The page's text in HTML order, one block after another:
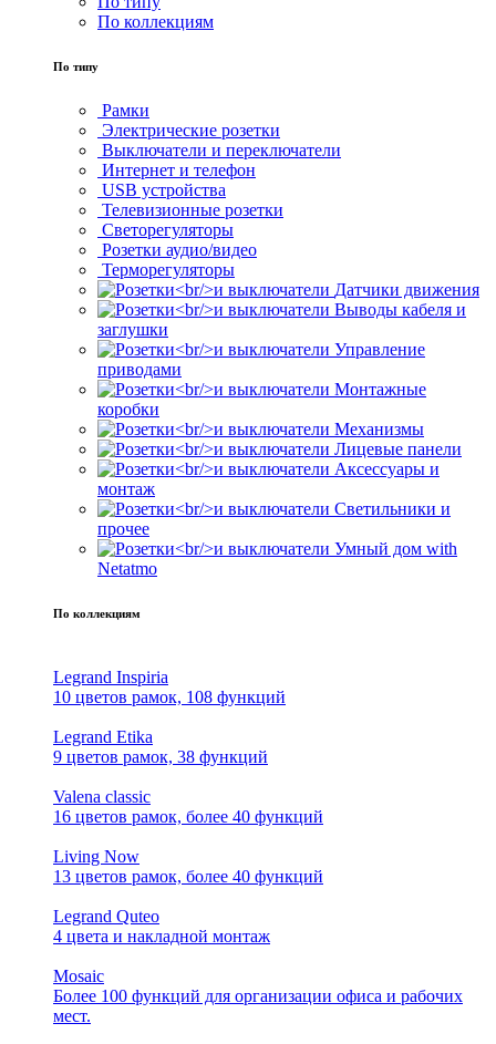
По коллекциям
По типу
Рамки
Электрические розетки
Выключатели и переключатели
Интернет и телефон
USB устройства
Телевизионные розетки
Светорегуляторы
Розетки аудио/видео
Терморегуляторы
Датчики движения
Выводы кабеля и
заглушки
Управление
приводами
Монтажные
коробки
Механизмы
Лицевые панели
Аксессуары и
монтаж
Светильники и
прочее
Умный дом with
Netatmo
По коллекциям
Legrand Inspiria
10 цветов рамок, 108 функций
Legrand Etika
9 цветов рамок, 38 функций
Valena classic
16 цветов рамок, более 40 функций
Living Now
13 цветов рамок, более 40 функций
Legrand Quteo
4 цвета и накладной монтаж
Mosaic
Более 100 функций для организации офиса и рабочих
мест.